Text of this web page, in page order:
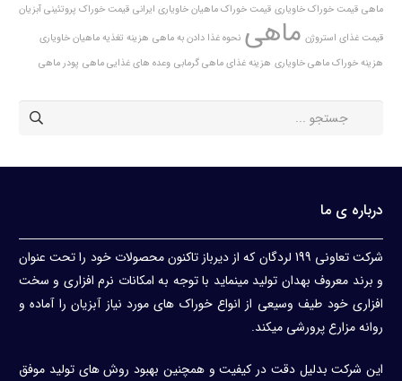
ماهی قیمت خوراک خاویاری قیمت خوراک ماهیان خاویاری ایرانی قیمت خوراک پروتئینی آبزیان
قیمت غذای استروژن ماهی نحوه غذا دادن به ماهی هزینه تغذیه ماهیان خاویاری
هزینه خوراک ماهی خاویاری هزینه غذای ماهی گرمابی وعده های غذایی ماهی پودر ماهی
درباره ی ما
شرکت تعاونی 199 لردگان که از دیرباز تاکنون محصولات خود را تحت عنوان
و برند معروف بهدان تولید مینماید با توجه به امکانات نرم افزاری و سخت
افزاری خود طیف وسیعی از انواع خوراک های مورد نیاز آبزیان را آماده و
روانه مزارع پرورشی میکند.
این شرکت بدلیل دقت در کیفیت و همچنین بهبود روش های تولید موفق